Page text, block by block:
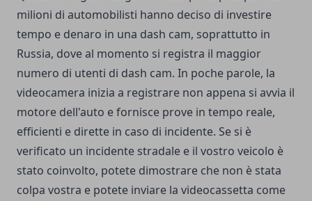
milioni di automobilisti hanno deciso di investire
tempo e denaro in una dash cam, soprattutto in
Russia, dove al momento si registra il maggior
numero di utenti di dash cam. In poche parole, la
videocamera inizia a registrare non appena si avvia il
motore dell'auto e fornisce prove in tempo reale,
efficienti e dirette in caso di incidente. Se si è
verificato un incidente stradale e il vostro veicolo è
stato coinvolto, potete dimostrare che non è stata
colpa vostra e potete inviare la videocassetta come